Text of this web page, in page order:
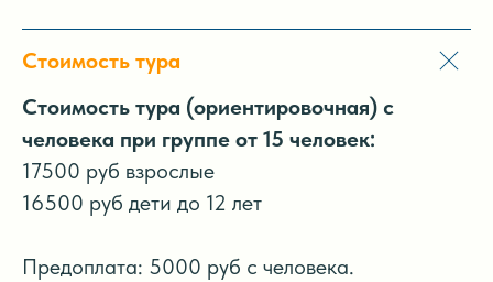
Стоимость тура
Стоимость тура (ориентировочная) с
человека при группе от 15 человек:
17500 руб взрослые
16500 руб дети до 12 лет
Предоплата: 5000 руб с человека.